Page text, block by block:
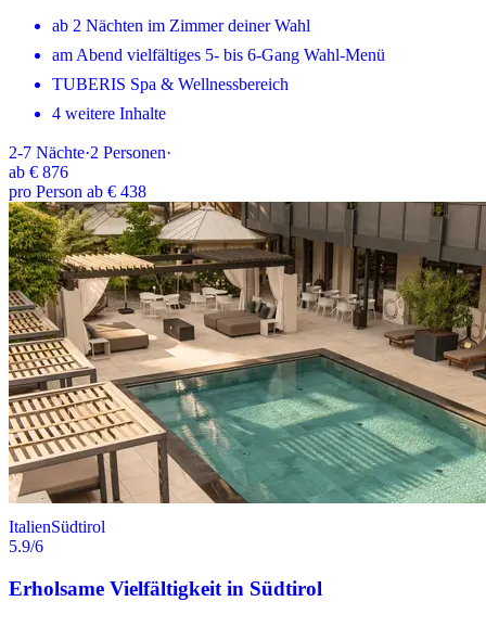
ab 2 Nächten im Zimmer deiner Wahl
am Abend vielfältiges 5- bis 6-Gang Wahl-Menü
TUBERIS Spa & Wellnessbereich
4 weitere Inhalte
2-7 Nächte·2 Personen·
ab € 876
pro Person ab € 438
ItalienSüdtirol
5.9/6
Erholsame Vielfältigkeit in Südtirol